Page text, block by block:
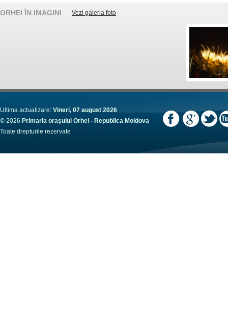
ORHEI ÎN IMAGINI Vezi galeria foto
Ultima actualizare: Vineri, 07 august 2026
© 2026 Primaria orașului Orhei - Republica Moldova
Toate drepturile rezervate